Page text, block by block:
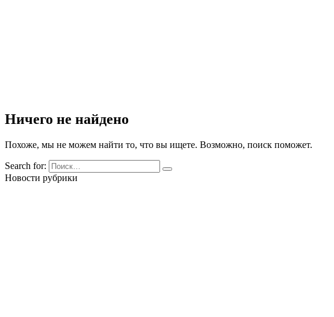
Ничего не найдено
Похоже, мы не можем найти то, что вы ищете. Возможно, поиск поможет.
Search for:
Новости рубрики